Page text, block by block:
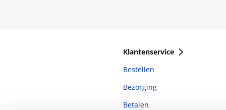
Klantenservice
Bestellen
Bezorging
Betalen